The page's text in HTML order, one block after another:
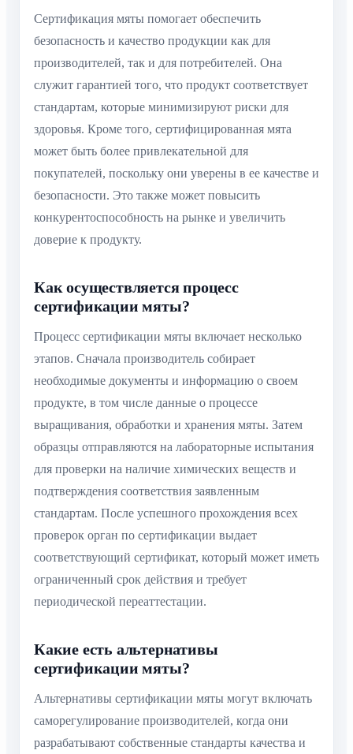
Сертификация мяты помогает обеспечить
безопасность и качество продукции как для
производителей, так и для потребителей. Она
служит гарантией того, что продукт соответствует
стандартам, которые минимизируют риски для
здоровья. Кроме того, сертифицированная мята
может быть более привлекательной для
покупателей, поскольку они уверены в ее качестве и
безопасности. Это также может повысить
конкурентоспособность на рынке и увеличить
доверие к продукту.
Как осуществляется процесс
сертификации мяты?
Процесс сертификации мяты включает несколько
этапов. Сначала производитель собирает
необходимые документы и информацию о своем
продукте, в том числе данные о процессе
выращивания, обработки и хранения мяты. Затем
образцы отправляются на лабораторные испытания
для проверки на наличие химических веществ и
подтверждения соответствия заявленным
стандартам. После успешного прохождения всех
проверок орган по сертификации выдает
соответствующий сертификат, который может иметь
ограниченный срок действия и требует
периодической переаттестации.
Какие есть альтернативы
сертификации мяты?
Альтернативы сертификации мяты могут включать
саморегулирование производителей, когда они
разрабатывают собственные стандарты качества и